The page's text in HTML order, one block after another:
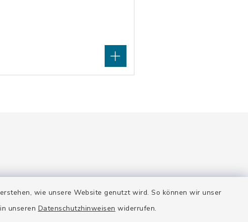
wie unsere Website genutzt wird. So können wir unser
unseren Datenschutzhinweisen widerrufen.
Quicklinks